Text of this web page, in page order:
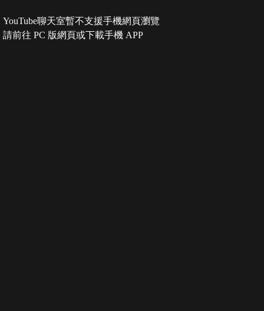
YouTube聊天室暫不支援手機網頁瀏覽
請前往 PC 版網頁或下載手機 APP